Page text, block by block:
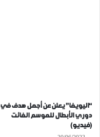
“اليويفا” يعلن عن أجمل هدف في
دوري الأبطال للموسم الفائت
(فيديو)